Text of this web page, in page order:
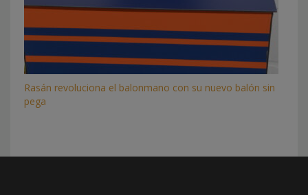
Rasán revoluciona el balonmano con su nuevo balón sin
pega